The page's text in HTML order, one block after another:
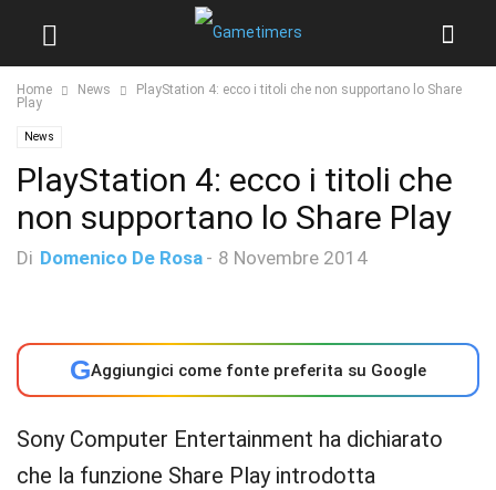
Home News
PlayStation 4: ecco i titoli che non supportano lo Share
Play
News
PlayStation 4: ecco i titoli che
non supportano lo Share Play
Di Domenico De Rosa - 8 Novembre 2014
GAggiungici come fonte preferita su Google
Sony Computer Entertainment ha dichiarato
che la funzione Share Play introdotta